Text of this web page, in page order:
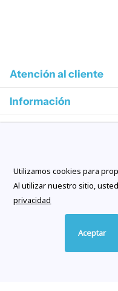
Atención al cliente
Información
Suscríbase a nuestros
©2026
Utilizamos cookies para
Al utilizar nuestro sitio,
privacidad
Aceptar